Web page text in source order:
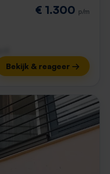
€ 1.300 p/m
Bekijk & reageer →